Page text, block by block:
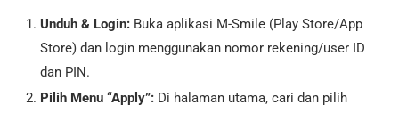
Unduh & Login: Buka aplikasi M-Smile (Play Store/App
Store) dan login menggunakan nomor rekening/user ID
dan PIN.
Pilih Menu “Apply”: Di halaman utama, cari dan pilih